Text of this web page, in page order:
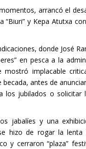
arrancó el
“Biuri” y Kepa Atutxa
donde José
en pesca a la
mostró implacable
becada, antes de
los jubilados o solicitar
jabalíes y una
hizo de rogar la lenta
y cerraron “plaza”